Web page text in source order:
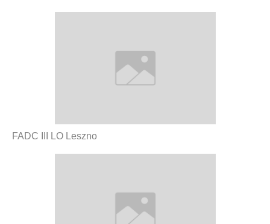
FADC III LO Leszno